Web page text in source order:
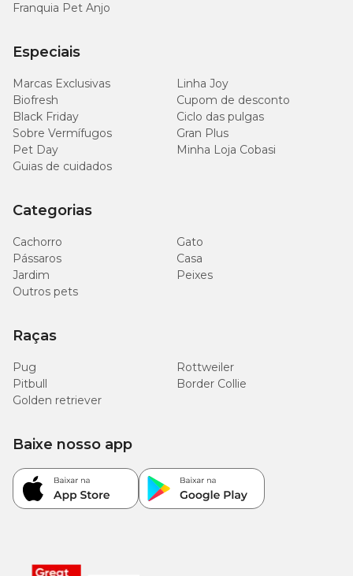
Franquia Pet Anjo
Especiais
Marcas Exclusivas
Linha Joy
Biofresh
Cupom de desconto
Black Friday
Ciclo das pulgas
Sobre Vermífugos
Gran Plus
Pet Day
Minha Loja Cobasi
Guias de cuidados
Categorias
Cachorro
Gato
Pássaros
Casa
Jardim
Peixes
Outros pets
Raças
Pug
Rottweiler
Pitbull
Border Collie
Golden retriever
Baixe nosso app